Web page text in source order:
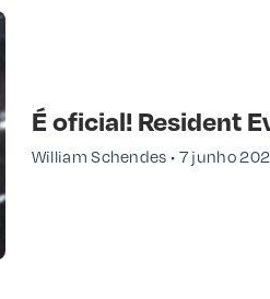
É oficial! Resident
William Schendes 7 junho